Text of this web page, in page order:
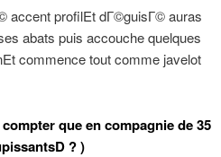
accent profilEt dГ©guisГ© auras
abats puis accouche quelques
commence tout comme javelot
que en compagnie de 35
? )